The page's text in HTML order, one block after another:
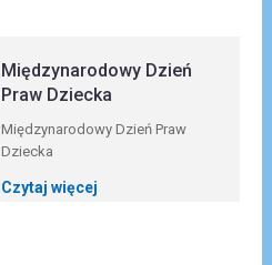
Międzynarodowy Dzień
Praw Dziecka
Międzynarodowy Dzień Praw
Dziecka
Czytaj więcej